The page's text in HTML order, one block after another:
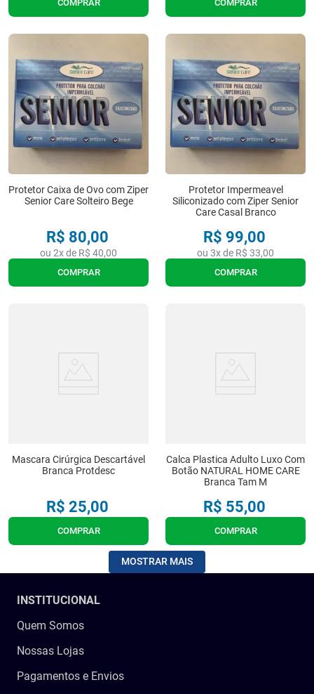
COMPRAR COMPRAR
Protetor Caixa de Ovo com Ziper
Senior Care Solteiro Bege
R$ 80,00
ou 2x de R$ 40,00
COMPRAR
Protetor Impermeavel
Siliconizado com Ziper Senior
Care Casal Branco
R$ 99,00
ou 3x de R$ 33,00
COMPRAR
Mascara Cirúrgica Descartável
Branca Protdesc
R$ 25,00
COMPRAR
Calca Plastica Adulto Luxo Com
Botão NATURAL HOME CARE
Branca Tam M
R$ 55,00
COMPRAR
MOSTRAR MAIS
INSTITUCIONAL
Quem Somos
Nossas Lojas
Pagamentos e Envios